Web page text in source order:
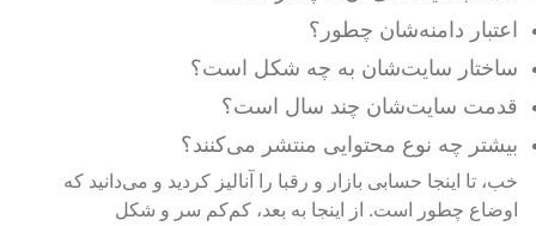
اعتبار دامنه‌شان چطور؟
ساختار سایت‌شان به چه شکل است؟
قدمت سایت‌شان چند سال است؟
بیشتر چه نوع محتوایی منتشر می‌کنند؟
خب، تا اینجا حسابی بازار و رقبا را آنالیز کردید و می‌دانید که
اوضاع چطور است. از اینجا به بعد، کم‌کم سر و شکل